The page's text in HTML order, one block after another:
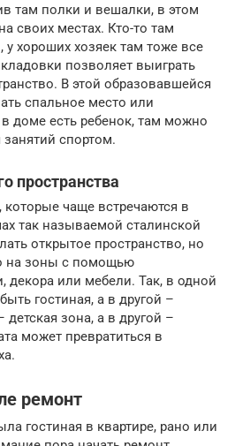
там полки и вешалки, в этом
своих местах. Кто-то там
хороших хозяек там тоже все
позволяет выиграть
В этой образовавшейся
спальное место или
доме есть ребенок, там можно
занятий спортом.
пространства
которые чаще встречаются в
так называемой сталинской
открытое пространство, но
на зоны с помощью
декора или мебели. Так, в одной
гостиная, а в другой –
зона, а в другой –
может превратиться в
ремонт
гостиная в квартире, рано или